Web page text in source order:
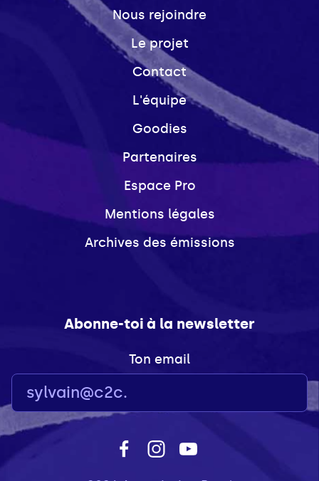
Nous rejoindre
Le projet
Contact
L'équipe
Goodies
Partenaires
Espace Pro
Mentions légales
Archives des émissions
Abonne-toi à la newsletter
Ton email